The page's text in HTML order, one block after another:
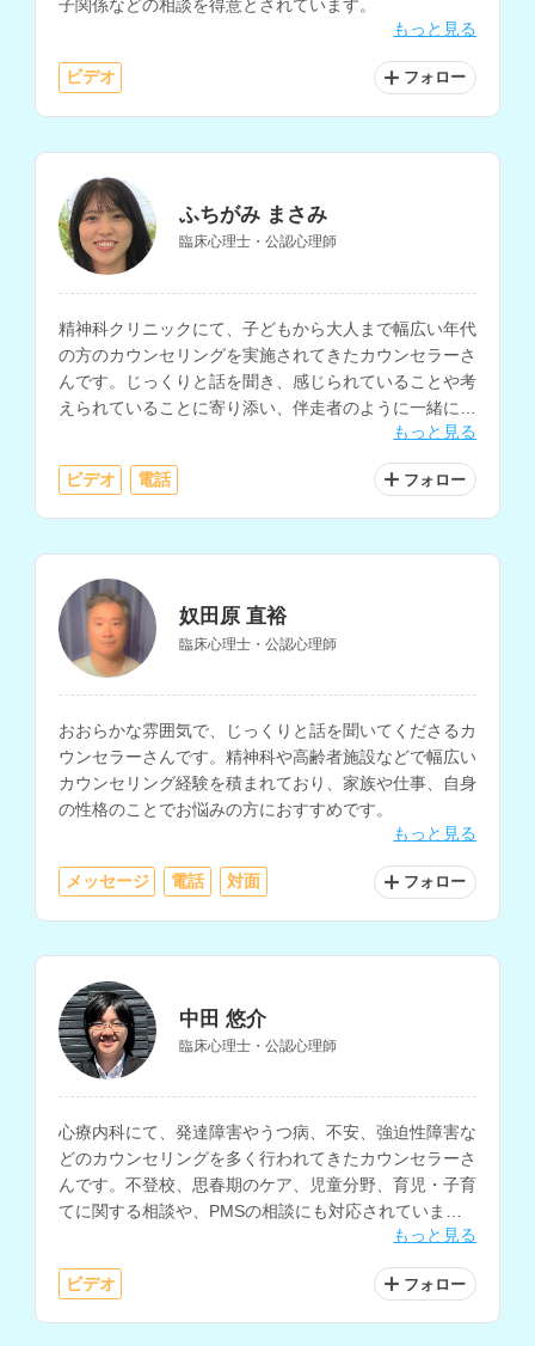
子関係などの相談を得意とされています。
もっと見る
ビデオ フォロー
ふちがみ まさみ
臨床心理士・公認心理師
精神科クリニックにて、子どもから大人まで幅広い年代
の方のカウンセリングを実施されてきたカウンセラーさ
んです。じっくりと話を聞き、感じられていることや考
えられていることに寄り添い、伴走者のように一緒に
様々なことを考えていくカウンセリングを得意とされて
もっと見る
ビデオ 電話 フォロー
奴田原 直裕
臨床心理士・公認心理師
おおらかな雰囲気で、じっくりと話を聞いてくださるカ
ウンセラーさんです。精神科や高齢者施設などで幅広い
カウンセリング経験を積まれており、家族や仕事、自身
の性格のことでお悩みの方におすすめです。
もっと見る
メッセージ 電話 対面 フォロー
中田 悠介
臨床心理士・公認心理師
心療内科にて、発達障害やうつ病、不安、強迫性障害な
どのカウンセリングを多く行われてきたカウンセラーさ
んです。不登校、思春期のケア、児童分野、育児・子育
てに関する相談や、PMSの相談にも対応されていま
もっと見る
ビデオ フォロー